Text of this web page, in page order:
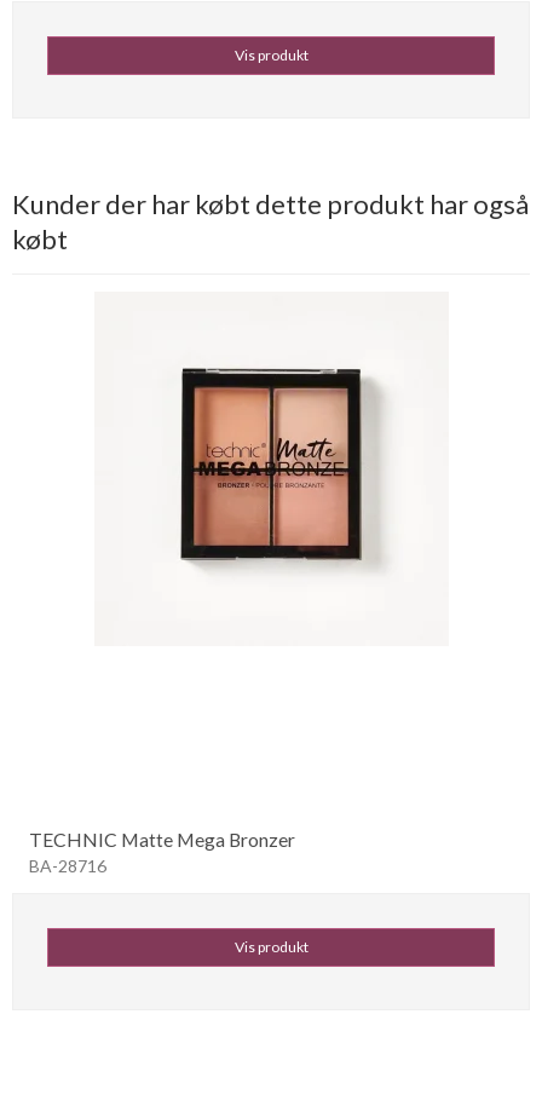
Vis produkt
Kunder der har købt dette produkt har også
købt
TECHNIC Matte Mega Bronzer
BA-28716
Vis produkt